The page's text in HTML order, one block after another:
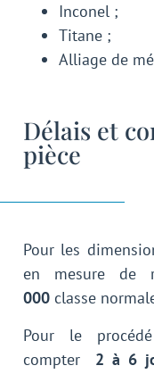
Inconel ;
Titane ;
Alliage de
Délais et
pièce
Pour les
en mesure de
000 classe
Pour le
compter 2 à 6